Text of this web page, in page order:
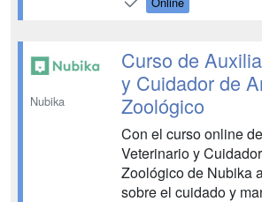
vet. Todo online, con
de 7.100 clínicas y
están dentro. En
Nubika
Curso de
y Cuidador de
Zoológico
Con el curso online
Veterinario y
Zoológico de Nubika
sobre el cuidado y